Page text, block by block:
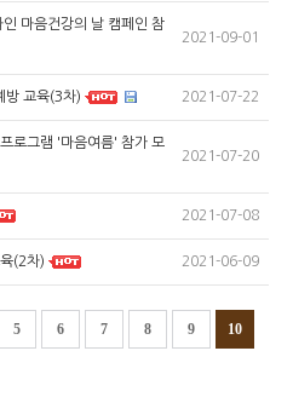
마음건강의 날 캠페인 참
2021-09-01
교육(3차) 2021-07-22
로그램 '마음여름' 참가 모
2021-07-20
2021-07-08
(2차) 2021-06-09
5 6 7 8 9 10